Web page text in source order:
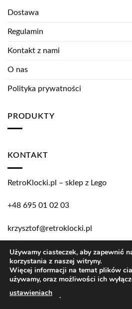
Dostawa
Regulamin
Kontakt z nami
O nas
Polityka prywatności
PRODUKTY
KONTAKT
RetroKlocki.pl – sklep z Lego
+48 695 01 02 03
krzysztof@retroklocki.pl
Copyright 2026 ©
LEGO and the LEGO logo are
Używamy ciasteczek, aby zapewnić
korzystania z naszej witryny.
Więcej informacji na temat plików
używamy, oraz możliwości ich
ustawieniach
.